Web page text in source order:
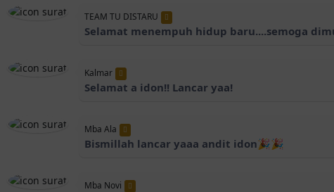
TEAM TU DISTARU
Selamat menempuh hidup baru....semoga
Kalmar
Selamat a idon!! Lancar yaa!
Mba Ala
Bismillah lancar yaaa andit idon🎉🎉
Mba Novi